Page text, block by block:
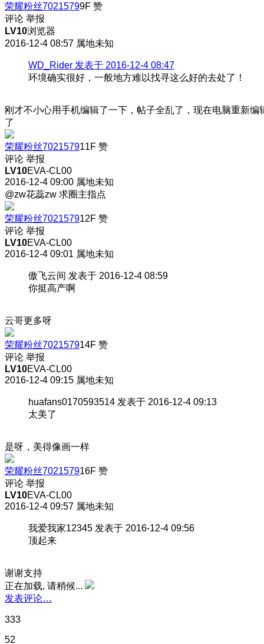
荣耀粉丝70215799F 赞
评论 举报
LV10浏览器
2016-12-4 08:57 属地未知
WD_Rider 发表于 2016-12-4 08:47
环境确实很好，一般地方难以找寻这么好的去处了！
刚才不小心用手机编辑了一下，帖子全乱了，现在电脑重新编
了
荣耀粉丝702157911F 赞
评论 举报
LV10EVA-CL00
2016-12-4 09:00 属地未知
@zw花蕊zw 求圈主指点
荣耀粉丝702157912F 赞
评论 举报
LV10EVA-CL00
2016-12-4 09:01 属地未知
傲飞云间 发表于 2016-12-4 08:59
你挺高产啊
云哥更多呀
荣耀粉丝702157914F 赞
评论 举报
LV10EVA-CL00
2016-12-4 09:15 属地未知
huafans0170593514 发表于 2016-12-4 09:13
太美了
是呀，美得像画一样
荣耀粉丝702157916F 赞
评论 举报
LV10EVA-CL00
2016-12-4 09:57 属地未知
我爱我家12345 发表于 2016-12-4 09:56
顶起来
谢谢支持
正在加载, 请稍候...
发表评论…
333
52